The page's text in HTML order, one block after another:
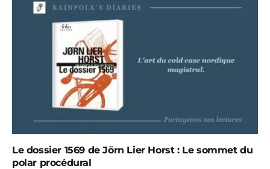
Le dossier 1569 de Jörn Lier Horst : Le sommet du
polar procédural